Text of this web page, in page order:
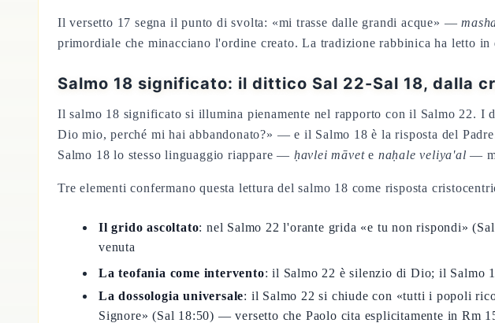
Il versetto 17 segna il punto di svolta: «mi trasse dalle grandi acque» —
primordiale che minacciano l'ordine creato. La tradizione rabbinica ha letto
Salmo 18 significato: il dittico Sal 22-Sal 18, dalla
Il salmo 18 significato si illumina pienamente nel rapporto con il Salmo 22.
Dio mio, perché mi hai abbandonato?» — e il Salmo 18 è la risposta del
Salmo 18 lo stesso linguaggio riappare — ḥavlei māvete naḥale veliya'al —
Tre elementi confermano questa lettura del salmo 18 come risposta
Il grido ascoltato: nel Salmo 22 l'orante grida «e tu non rispondi»
venuta
La teofania come intervento: il Salmo 22 è silenzio di Dio; il Salmo
La dossologia universale: il Salmo 22 si chiude con «tutti i popoli
Signore» (Sal 18:50) — versetto che Paolo cita esplicitamente in Rm